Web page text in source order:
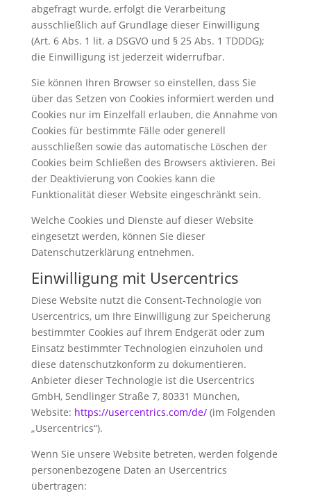
abgefragt wurde, erfolgt die Verarbeitung
ausschließlich auf Grundlage dieser Einwilligung
(Art. 6 Abs. 1 lit. a DSGVO und § 25 Abs. 1 TDDDG);
die Einwilligung ist jederzeit widerrufbar.
Sie können Ihren Browser so einstellen, dass Sie
über das Setzen von Cookies informiert werden und
Cookies nur im Einzelfall erlauben, die Annahme von
Cookies für bestimmte Fälle oder generell
ausschließen sowie das automatische Löschen der
Cookies beim Schließen des Browsers aktivieren. Bei
der Deaktivierung von Cookies kann die
Funktionalität dieser Website eingeschränkt sein.
Welche Cookies und Dienste auf dieser Website
eingesetzt werden, können Sie dieser
Datenschutzerklärung entnehmen.
Einwilligung mit Usercentrics
Diese Website nutzt die Consent-Technologie von
Usercentrics, um Ihre Einwilligung zur Speicherung
bestimmter Cookies auf Ihrem Endgerät oder zum
Einsatz bestimmter Technologien einzuholen und
diese datenschutzkonform zu dokumentieren.
Anbieter dieser Technologie ist die Usercentrics
GmbH, Sendlinger Straße 7, 80331 München,
Website: https://usercentrics.com/de/(im Folgenden
„Usercentrics“).
Wenn Sie unsere Website betreten, werden folgende
personenbezogene Daten an Usercentrics
übertragen: